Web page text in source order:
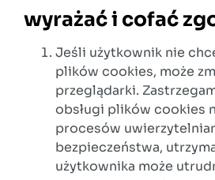
wyrażać i cofać
Jeśli użytkownik nie
plików cookies, może
przeglądarki.
obsługi plików cookies
procesów
bezpieczeństwa,
użytkownika może